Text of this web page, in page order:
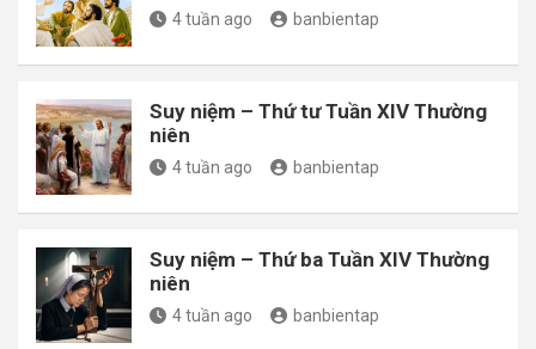
4 tuần ago banbientap
Suy niệm – Thứ tư Tuần XIV Thường
niên
4 tuần ago banbientap
Suy niệm – Thứ ba Tuần XIV Thường
niên
4 tuần ago banbientap